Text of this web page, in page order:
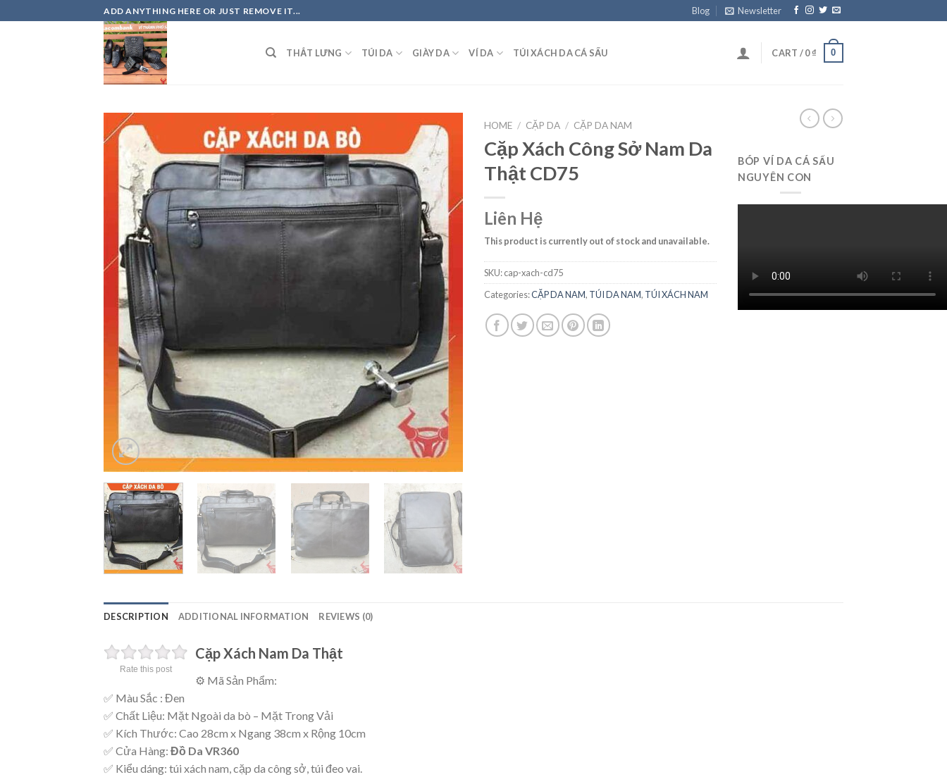
to
ADD ANYTHING HERE OR JUST REMOVE IT... Blog Newsletter
THẮT LƯNG TÚI DA GIÀY DA VÍ DA TÚI XÁCH DA CÁ SẤU CART /0₫ 0
HOME / CẶP DA / CẶP DA NAM
Cặp Xách Công Sở Nam Da
Thật CD75
Liên Hệ
This product is currently out of stock and unavailable.
SKU:cap-xach-cd75
Categories:CẶP DA NAM, TÚI DA NAM, TÚI XÁCH NAM
BÓP VÍ DA CÁ SẤU
NGUYÊN CON
DESCRIPTION ADDITIONAL INFORMATION REVIEWS (0)
Rate this post
Cặp Xách Nam Da Thật
⚙ Mã Sản Phẩm:
✅ Màu Sắc : Đen
✅ Chất Liệu: Mặt Ngoài da bò – Mặt Trong Vải
✅ Kích Thước: Cao 28cm x Ngang 38cm x Rộng 10cm
✅ Cửa Hàng: Đồ Da VR360
✅ Kiểu dáng: túi xách nam, cặp da công sở, túi đeo vai.